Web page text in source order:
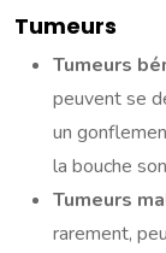
Tumeurs
Tumeurs
peuvent se
un
la bouche
Tumeurs
rarement,